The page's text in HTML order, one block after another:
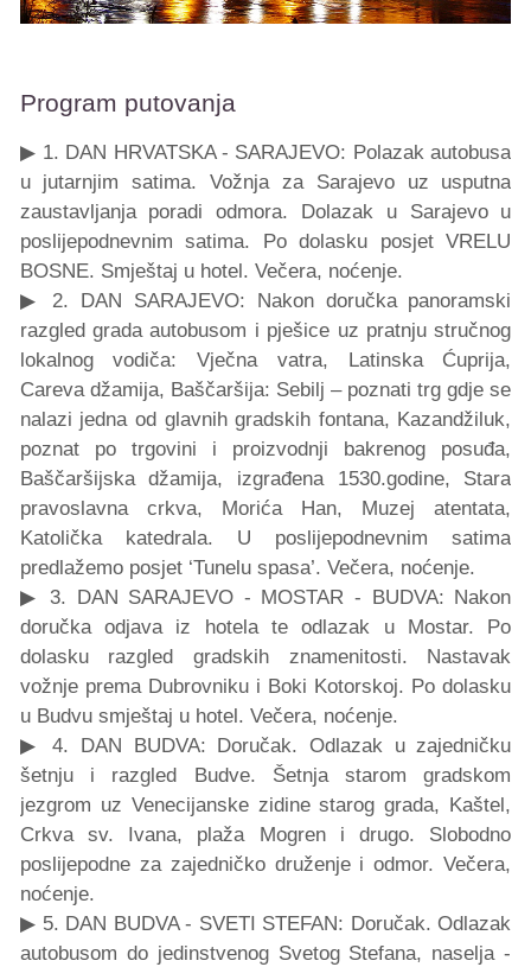
Program putovanja
▶ 1. DAN HRVATSKA - SARAJEVO: Polazak autobusa
u jutarnjim satima. Vožnja za Sarajevo uz usputna
zaustavljanja poradi odmora. Dolazak u Sarajevo u
poslijepodnevnim satima. Po dolasku posjet VRELU
BOSNE. Smještaj u hotel. Večera, noćenje.
▶ 2. DAN SARAJEVO: Nakon doručka panoramski
razgled grada autobusom i pješice uz pratnju stručnog
lokalnog vodiča: Vječna vatra, Latinska Ćuprija,
Careva džamija, Baščaršija: Sebilj – poznati trg gdje se
nalazi jedna od glavnih gradskih fontana, Kazandžiluk,
poznat po trgovini i proizvodnji bakrenog posuđa,
Baščaršijska džamija, izgrađena 1530.godine, Stara
pravoslavna crkva, Morića Han, Muzej atentata,
Katolička katedrala. U poslijepodnevnim satima
predlažemo posjet ‘Tunelu spasa’. Večera, noćenje.
▶ 3. DAN SARAJEVO - MOSTAR - BUDVA: Nakon
doručka odjava iz hotela te odlazak u Mostar. Po
dolasku razgled gradskih znamenitosti. Nastavak
vožnje prema Dubrovniku i Boki Kotorskoj. Po dolasku
u Budvu smještaj u hotel. Večera, noćenje.
▶ 4. DAN BUDVA: Doručak. Odlazak u zajedničku
šetnju i razgled Budve. Šetnja starom gradskom
jezgrom uz Venecijanske zidine starog grada, Kaštel,
Crkva sv. Ivana, plaža Mogren i drugo. Slobodno
poslijepodne za zajedničko druženje i odmor. Večera,
noćenje.
▶ 5. DAN BUDVA - SVETI STEFAN: Doručak. Odlazak
autobusom do jedinstvenog Svetog Stefana, naselja -